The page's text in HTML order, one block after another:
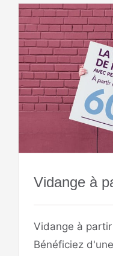
Vidange à
Vidange à
Bénéficiez